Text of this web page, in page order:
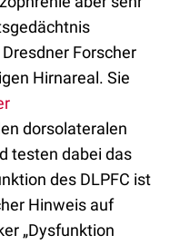
Forscher
Hirnareal. Sie
dorsolateralen
testen dabei das
des DLPFC ist
Hinweis auf
„Dysfunktion